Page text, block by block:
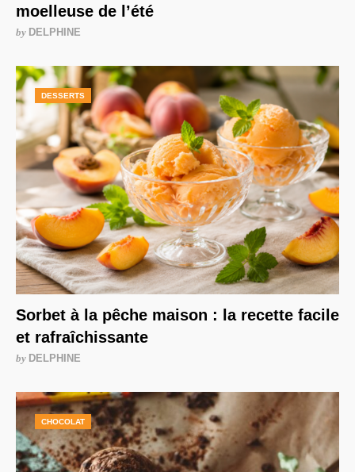
moelleuse de l’été
by DELPHINE
DESSERTS
Sorbet à la pêche maison : la recette facile
et rafraîchissante
by DELPHINE
CHOCOLAT